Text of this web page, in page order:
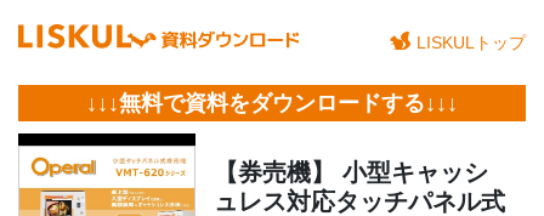
LISKULトップ
↓↓↓無料で資料をダウンロードする↓↓↓
【券売機】 小型キャッシ
ュレス対応タッチパネル式